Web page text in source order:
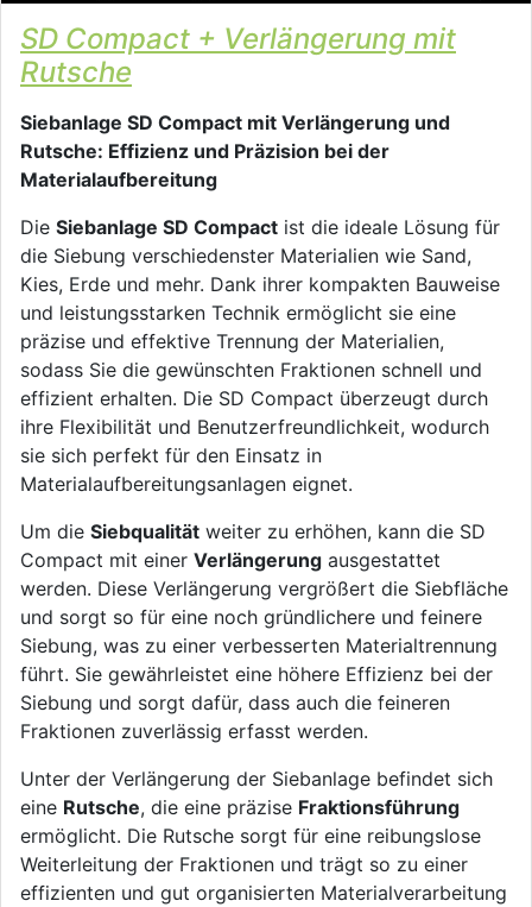
SD Compact + Verlängerung mit
Rutsche
Siebanlage SD Compact mit Verlängerung und
Rutsche: Effizienz und Präzision bei der
Materialaufbereitung
Die Siebanlage SD Compact ist die ideale Lösung für
die Siebung verschiedenster Materialien wie Sand,
Kies, Erde und mehr. Dank ihrer kompakten Bauweise
und leistungsstarken Technik ermöglicht sie eine
präzise und effektive Trennung der Materialien,
sodass Sie die gewünschten Fraktionen schnell und
effizient erhalten. Die SD Compact überzeugt durch
ihre Flexibilität und Benutzerfreundlichkeit, wodurch
sie sich perfekt für den Einsatz in
Materialaufbereitungsanlagen eignet.
Um die Siebqualität weiter zu erhöhen, kann die SD
Compact mit einer Verlängerung ausgestattet
werden. Diese Verlängerung vergrößert die Siebfläche
und sorgt so für eine noch gründlichere und feinere
Siebung, was zu einer verbesserten Materialtrennung
führt. Sie gewährleistet eine höhere Effizienz bei der
Siebung und sorgt dafür, dass auch die feineren
Fraktionen zuverlässig erfasst werden.
Unter der Verlängerung der Siebanlage befindet sich
eine Rutsche, die eine präzise Fraktionsführung
ermöglicht. Die Rutsche sorgt für eine reibungslose
Weiterleitung der Fraktionen und trägt so zu einer
effizienten und gut organisierten Materialverarbeitung